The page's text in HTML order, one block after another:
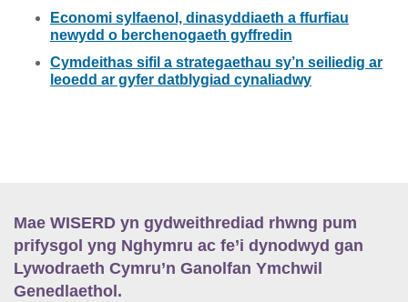
Economi sylfaenol, dinasyddiaeth a ffurfiau
newydd o berchenogaeth gyffredin
Cymdeithas sifil a strategaethau sy’n seiliedig ar
leoedd ar gyfer datblygiad cynaliadwy
Mae WISERD yn gydweithrediad rhwng pum
prifysgol yng Nghymru ac fe’i dynodwyd gan
Lywodraeth Cymru’n Ganolfan Ymchwil
Genedlaethol.